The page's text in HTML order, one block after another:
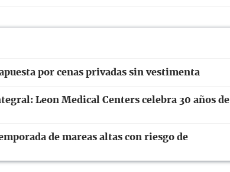
por cenas privadas sin vestimenta
Leon Medical Centers celebra 30 años de
de mareas altas con riesgo de